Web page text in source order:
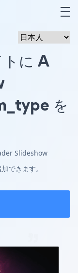
に A
を
Slideshow
できます。